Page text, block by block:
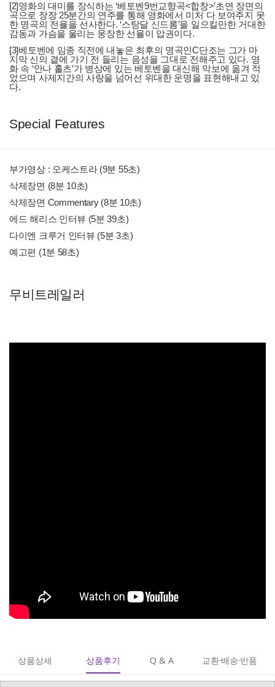
[2]영화의 대미를 장식하는 ‘베토벤9번교향곡<합창>’초연 장면의
곡으로 장장 25분간의 연주를 통해 영화에서 미처 다 보여주지 못
한 명곡의 전율을 선사한다. ‘스탕달 신드롬’을 일으킬만한 거대한
감동과 가슴을 울리는 웅장한 선율이 압권이다.
[3]베토벤에 임종 직전에 내놓은 최후의 명곡인C단조는 그가 마
지막 신의 곁에 가기 전 들리는 음성을 그대로 전해주고 있다. 영
화 속 ‘안나 홀츠’가 병상에 있는 베토벤을 대신해 악보에 옮겨 적
었으며 사제지간의 사랑을 넘어선 위대한 운명을 표현해내고 있
다.
Special Features
부가영상 : 오케스트라 (9분 55초)
삭제장면 (8분 10초)
삭제장면 Commentary (8분 10초)
에드 해리스 인터뷰 (5분 39초)
다이엔 크루거 인터뷰 (5분 3초)
예고편 (1분 58초)
무비트레일러
상품상세 상품후기 Q & A 교환·배송·반품